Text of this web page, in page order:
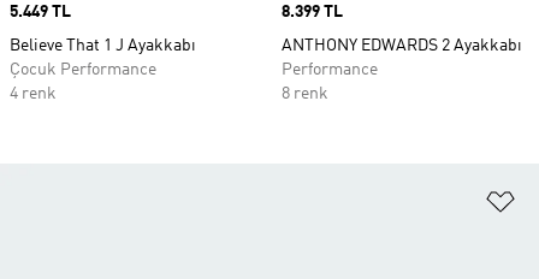
Price
5.449 TL
Believe That 1 J Ayakkabı
Çocuk Performance
4 renk
Price
8.399 TL
ANTHONY EDWARDS 2 Ayakkabı
Performance
8 renk